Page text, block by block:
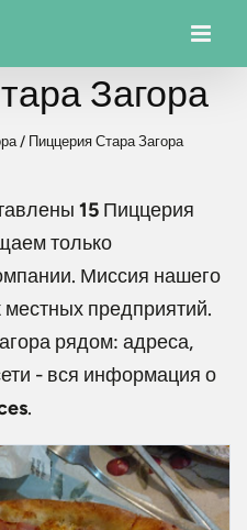
Загора
/ Пиццерия Стара Загора
15 Пиццерия
только
Миссия нашего
предприятий.
рядом: адреса,
- вся информация о
.